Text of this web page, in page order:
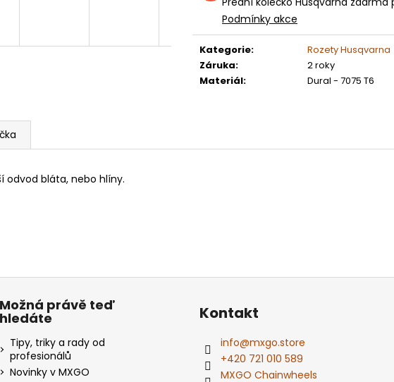
Podmínky akce
Kategorie:
Rozety Husqvarna
Záruka:
2 roky
Materiál: Dural - 7075 T6
odvod bláta, nebo hlíny.
Možná právě teď
hledáte
Tipy, triky a rady od
profesionálů
Novinky v MXGO
Kontakt
info@mxgo.store
+420 721 010 589
MXGO Chainwheels